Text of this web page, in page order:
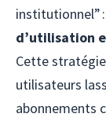
institutionnel” :
d’utilisation
Cette
utilisateurs
abonnements